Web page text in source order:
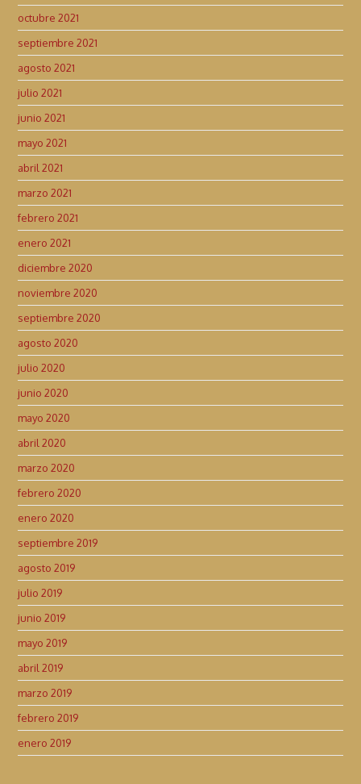
octubre 2021
septiembre 2021
agosto 2021
julio 2021
junio 2021
mayo 2021
abril 2021
marzo 2021
febrero 2021
enero 2021
diciembre 2020
noviembre 2020
septiembre 2020
agosto 2020
julio 2020
junio 2020
mayo 2020
abril 2020
marzo 2020
febrero 2020
enero 2020
septiembre 2019
agosto 2019
julio 2019
junio 2019
mayo 2019
abril 2019
marzo 2019
febrero 2019
enero 2019